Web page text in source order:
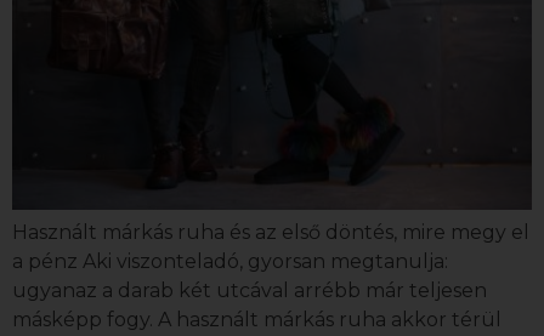
Használt márkás ruha és az első döntés, mire megy el
a pénz Aki viszonteladó, gyorsan megtanulja:
ugyanaz a darab két utcával arrébb már teljesen
másképp fogy. A használt márkás ruha akkor térül